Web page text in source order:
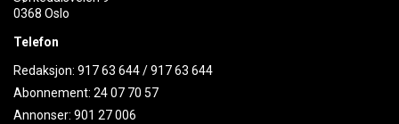
0368 Oslo
Telefon
Redaksjon: 917 63 644/917 63 644
Abonnement: 24 07 70 57
Annonser: 901 27 006